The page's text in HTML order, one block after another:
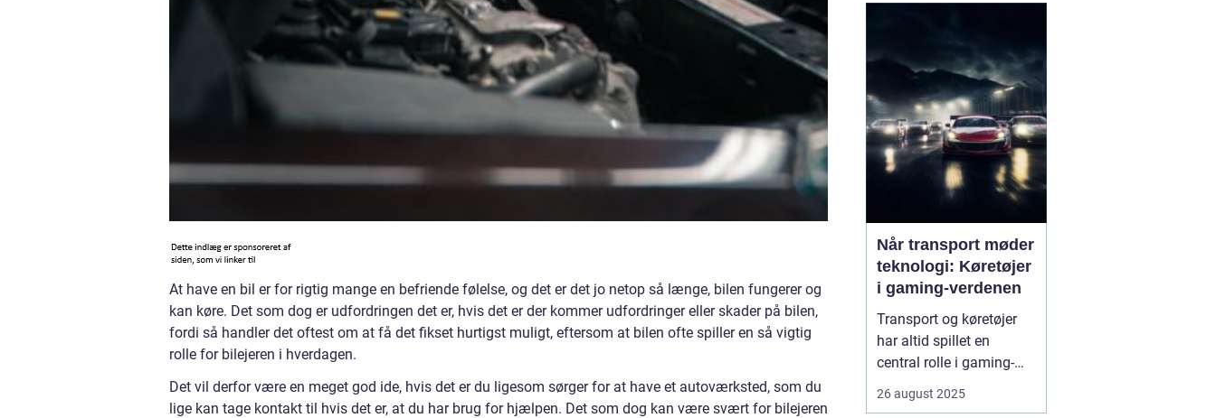
At have en bil er for rigtig mange en befriende følelse, og det er det jo netop så længe, bilen fungerer og
kan køre. Det som dog er udfordringen det er, hvis det er der kommer udfordringer eller skader på bilen,
fordi så handler det oftest om at få det fikset hurtigst muligt, eftersom at bilen ofte spiller en så vigtig
rolle for bilejeren i hverdagen.
Det vil derfor være en meget god ide, hvis det er du ligesom sørger for at have et autoværksted, som du
lige kan tage kontakt til hvis det er, at du har brug for hjælpen. Det som dog kan være svært for bilejeren
charmerende landsbyer,
er mulighederne mange.
Campingvognen giver
friheden til ...
Når transport møder
teknologi: Køretøjer
i gaming-verdenen
Transport og køretøjer
har altid spillet en
central rolle i gaming-
racingspil til futuristiske
26 august 2025